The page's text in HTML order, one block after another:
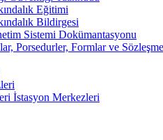
Eğitimi
Bildirgesi
Sistemi Dokümantasyonu
Porsedurler, Formlar ve
İstasyon Merkezleri